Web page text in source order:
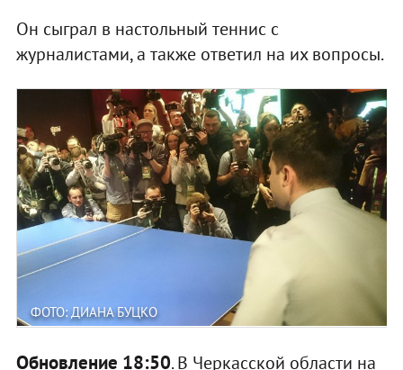
Он сыграл в настольный теннис с
журналистами, а также ответил на их вопросы.
ФОТО: ДИАНА БУЦКО
Обновление 18:50. В Черкасской области на